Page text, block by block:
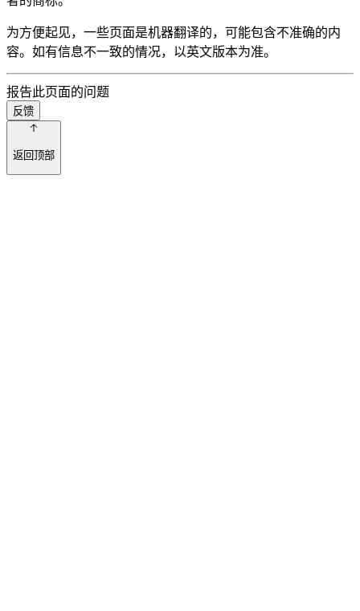
为方便起见，一些页面是机器翻译的，可能包含不准确的内
容。如有信息不一致的情况，以英文版本为准。
报告此页面的问题
反馈
返回顶部